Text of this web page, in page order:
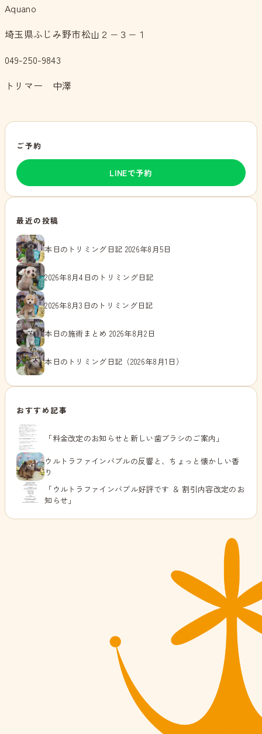
Aquano
埼玉県ふじみ野市松山２−３−１
049-250-9843
トリマー 中澤
ご予約
LINEで予約
最近の投稿
本日のトリミング日記 2026年8月5日
2026年8月4日のトリミング日記
2026年8月3日のトリミング日記
本日の施術まとめ 2026年8月2日
本日のトリミング日記（2026年8月1日）
おすすめ記事
「料金改定のお知らせと新しい歯ブラシのご案内」
ウルトラファインバブルの反響と、ちょっと懐かしい香
り
「ウルトラファインバブル好評です ＆ 割引内容改定のお
知らせ」